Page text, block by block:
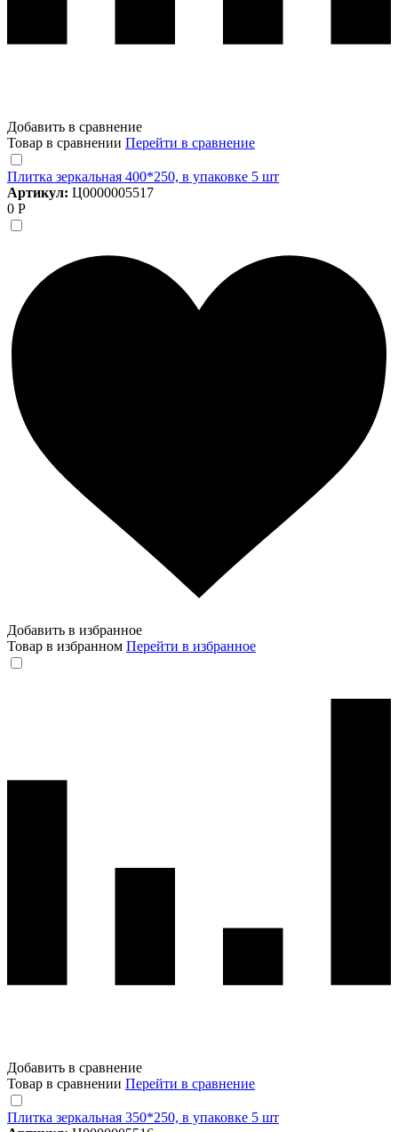
Добавить в сравнение
Товар в сравнении Перейти в сравнение
Плитка зеркальная 400*250, в упаковке 5 шт
Артикул: Ц0000005517
0 Р
Добавить в избранное
Товар в избранном Перейти в избранное
Добавить в сравнение
Товар в сравнении Перейти в сравнение
Плитка зеркальная 350*250, в упаковке 5 шт